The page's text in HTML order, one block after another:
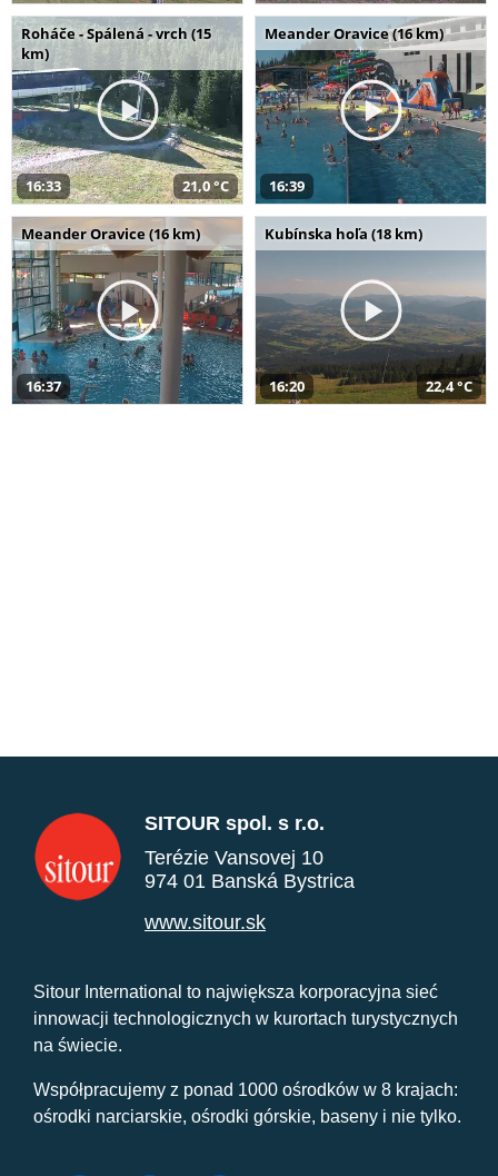
Roháče - Spálená - vrch (15
km)
16:33 21,0 °C
Meander Oravice (16 km)
16:39
Meander Oravice (16 km)
16:37
Kubínska hoľa (18 km)
16:20 22,4 °C
SITOUR spol. s r.o.
Terézie Vansovej 10
974 01 Banská Bystrica
www.sitour.sk
Sitour International to największa korporacyjna sieć
innowacji technologicznych w kurortach turystycznych
na świecie.
Współpracujemy z ponad 1000 ośrodków w 8 krajach:
ośrodki narciarskie, ośrodki górskie, baseny i nie tylko.